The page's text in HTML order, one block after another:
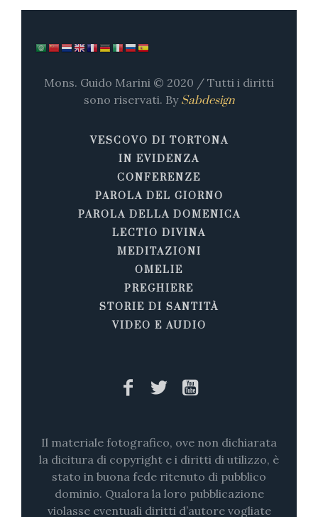
Mons. Guido Marini © 2020 / Tutti i diritti
sono riservati. By Sabdesign
VESCOVO DI TORTONA
IN EVIDENZA
CONFERENZE
PAROLA DEL GIORNO
PAROLA DELLA DOMENICA
LECTIO DIVINA
MEDITAZIONI
OMELIE
PREGHIERE
STORIE DI SANTITÀ
VIDEO E AUDIO
Il materiale fotografico, ove non dichiarata
la dicitura di copyright e i diritti di utilizzo, è
stato in buona fede ritenuto di pubblico
dominio. Qualora la loro pubblicazione
violasse eventuali diritti d’autore vogliate